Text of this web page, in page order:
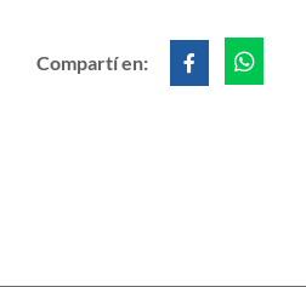
Compartí en: